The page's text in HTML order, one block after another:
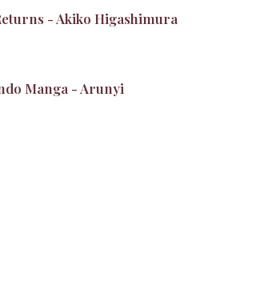
- Akiko Higashimura
Manga - Arunyi